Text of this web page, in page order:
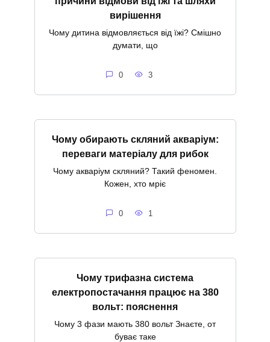
вирішення
Чому дитина відмовляється від їжі? Смішно
думати, що
0 3
Чому обирають скляний акваріум:
переваги матеріалу для рибок
Чому акваріум скляний? Такий феномен.
Кожен, хто мріє
0 1
Чому трифазна система
електропостачання працює на 380
вольт: пояснення
Чому 3 фази мають 380 вольт Знаєте, от
буває таке